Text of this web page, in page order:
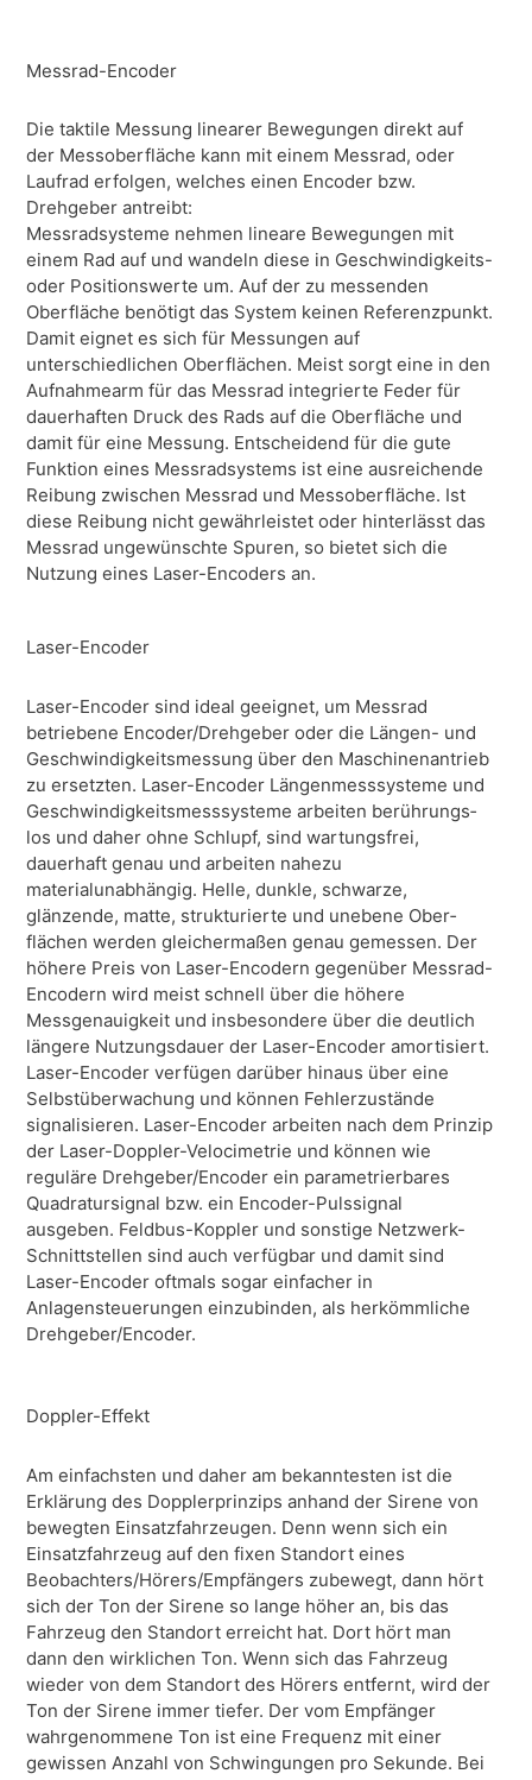
Messrad-Encoder
Die taktile Messung linearer Bewegungen direkt auf
der Messoberfläche kann mit einem Messrad, oder
Laufrad erfolgen, welches einen Encoder bzw.
Drehgeber antreibt:
Messradsysteme nehmen lineare Bewegungen mit
einem Rad auf und wandeln diese in Geschwindigkeits-
oder Positionswerte um. Auf der zu messenden
Oberfläche benötigt das System keinen Referenzpunkt.
Damit eignet es sich für Messungen auf
unterschiedlichen Oberflächen. Meist sorgt eine in den
Aufnahmearm für das Messrad integrierte Feder für
dauerhaften Druck des Rads auf die Oberfläche und
damit für eine Messung. Entscheidend für die gute
Funktion eines Messradsystems ist eine ausreichende
Reibung zwischen Messrad und Messoberfläche. Ist
diese Reibung nicht gewährleistet oder hinterlässt das
Messrad ungewünschte Spuren, so bietet sich die
Nutzung eines Laser-Encoders an.
Laser-Encoder
Laser-Encoder sind ideal geeignet, um Messrad
betriebene Encoder/­Dreh­geber oder die Längen- und
Geschwindigkeitsmessung über den Maschinenantrieb
zu ersetzten. Laser-Encoder Längen­messsysteme und
Geschwindigkeitsmesssysteme arbeiten berührungs­
los und daher ohne Schlupf, sind wartungsfrei,
dauerhaft genau und arbeiten nahezu
materialunabhängig. Helle, dunkle, schwarze,
glänzende, matte, strukturierte und unebene Ober­
flächen werden gleichermaßen genau gemessen. Der
höhere Preis von Laser-Encodern gegenüber Messrad-
Encodern wird meist schnell über die höhere
Messgenauigkeit und insbesondere über die deutlich
längere Nutzungsdauer der Laser-Encoder amortisiert.
Laser-Encoder verfügen darüber hinaus über eine
Selbstüberwachung und können Fehlerzustände
signalisieren. Laser-Encoder arbeiten nach dem Prinzip
der Laser-Doppler-Velocimetrie und können wie
reguläre Drehgeber/Encoder ein parametrierbares
Quadratursignal bzw. ein Encoder-Pulssignal
ausgeben. Feldbus-Koppler und sonstige Netzwerk-
Schnittstellen sind auch verfügbar und damit sind
Laser-Encoder oftmals sogar einfacher in
Anlagensteuerungen einzubinden, als herkömmliche
Drehgeber/Encoder.
Doppler-Effekt
Am einfachsten und daher am bekanntesten ist die
Erklärung des Dopplerprinzips anhand der Sirene von
bewegten Einsatzfahrzeugen. Denn wenn sich ein
Einsatzfahrzeug auf den fixen Standort eines
Beobachters/Hörers/Empfängers zubewegt, dann hört
sich der Ton der Sirene so lange höher an, bis das
Fahrzeug den Standort erreicht hat. Dort hört man
dann den wirklichen Ton. Wenn sich das Fahrzeug
wieder von dem Standort des Hörers entfernt, wird der
Ton der Sirene immer tiefer. Der vom Empfänger
wahrgenommene Ton ist eine Frequenz mit einer
gewissen Anzahl von Schwingungen pro Sekunde. Bei